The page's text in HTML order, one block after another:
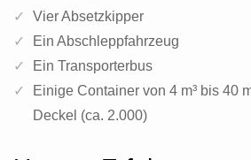
Vier Absetzkipper
Ein Abschleppfahrzeug
Ein Transporterbus
Einige Container von 4 m³ bis 40
Deckel (ca. 2.000)